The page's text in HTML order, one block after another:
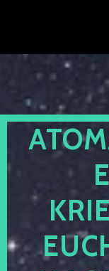
springen